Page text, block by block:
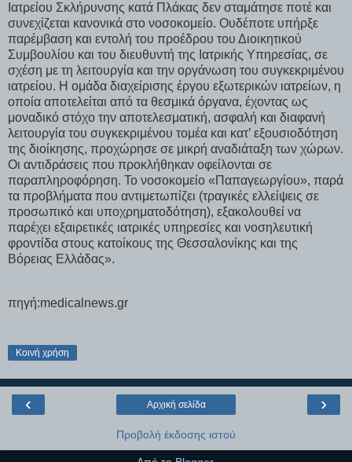
Iατρείου Σκλήρυνσης κατά Πλάκας δεν σταμάτησε ποτέ και
συνεχίζεται κανονικά στο νοσοκομείο. Ουδέποτε υπήρξε
παρέμβαση και εντολή του προέδρου του Διοικητικού
Συμβουλίου και του διευθυντή της Ιατρικής Υπηρεσίας, σε
σχέση με τη λειτουργία και την οργάνωση του συγκεκριμένου
ιατρείου. Η ομάδα διαχείρισης έργου εξωτερικών ιατρείων, η
οποία αποτελείται από τα θεσμικά όργανα, έχοντας ως
μοναδικό στόχο την αποτελεσματική, ασφαλή και διαφανή
λειτουργία του συγκεκριμένου τομέα και κατ’ εξουσιοδότηση
της διοίκησης, προχώρησε σε μικρή αναδιάταξη των χώρων.
Οι αντιδράσεις που προκλήθηκαν οφείλονται σε
παραπληροφόρηση. Το νοσοκομείο «Παπαγεωργίου», παρά
τα προβλήματα που αντιμετωπίζει (τραγικές ελλείψεις σε
προσωπικό και υποχρηματοδότηση), εξακολουθεί να
παρέχει εξαιρετικές ιατρικές υπηρεσίες και νοσηλευτική
φροντίδα στους κατοίκους της Θεσσαλονίκης και της
Βόρειας Ελλάδας».
πηγή:medicalnews.gr
Κοινή χρήση
‹ ›
Αρχική σελίδα
Προβολή έκδοσης ιστού